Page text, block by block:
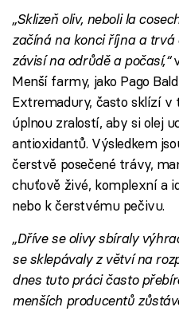
„Sklizeň oliv, neboli la
začíná na konci října a trvá
závisí na odrůdě a počasí,“
Menší farmy, jako Pago
Extremadury, často sklízí v
úplnou zralostí, aby si olej
antioxidantů. Výsledkem
čerstvě posečené trávy,
chuťově živé, komplexní a
nebo k čerstvému pečivu.
„Dříve se olivy sbíraly
se sklepávaly z větví na
dnes tuto práci často
menších producentů